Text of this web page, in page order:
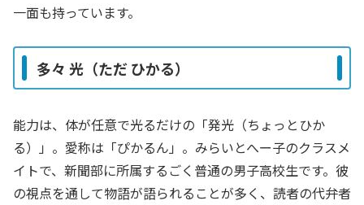
一面も持っています。
多々 光（ただ ひかる）
能力は、体が任意で光るだけの「発光（ちょっとひか
る）」。愛称は「ぴかるん」。みらいとへー子のクラスメ
イトで、新聞部に所属するごく普通の男子高校生です。彼
の視点を通して物語が語られることが多く、読者の代弁者